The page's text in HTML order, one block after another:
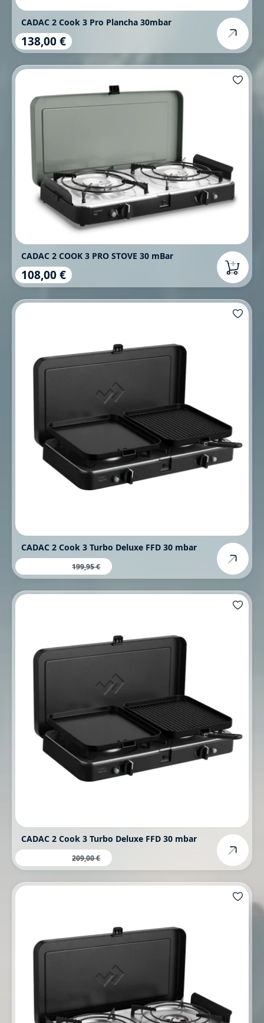
CADAC 2 Cook 3 Pro Plancha 30mbar
Regulärer Preis:
138,00 €
CADAC 2 COOK 3 PRO STOVE 30 mBar
Regulärer Preis:
108,00 €
CADAC 2 Cook 3 Turbo Deluxe FFD 30 mbar
Verkaufspreis:Regulärer Preis:
199,95 €
CADAC 2 Cook 3 Turbo Deluxe FFD 30 mbar
Verkaufspreis:Regulärer Preis:
209,00 €